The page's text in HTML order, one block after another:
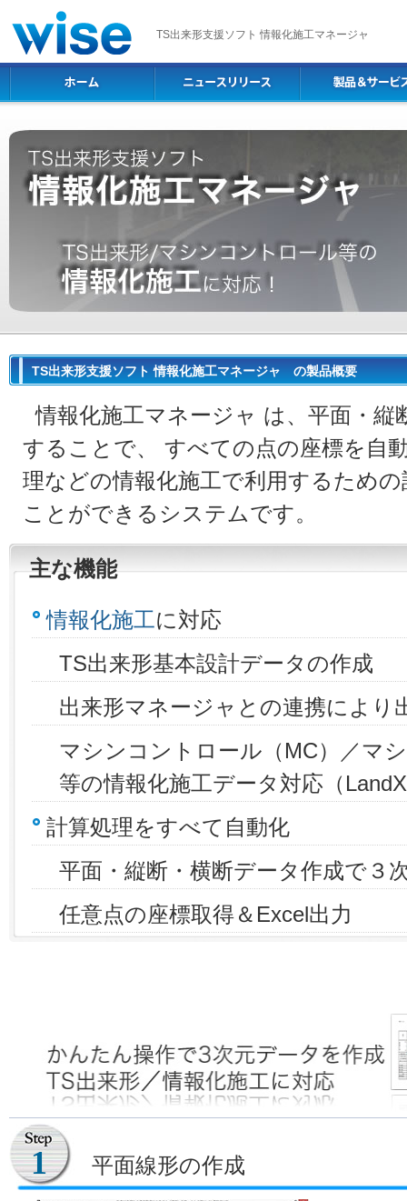
TS出来形支援ソフト 情報化施工マネージャ
TS出来形支援ソフト 情報化施工マネージャ の製品概要
情報化施工マネージャ は、平面・縦
することで、 すべての点の座標を自
理などの情報化施工で利用するため
ことができるシステムです。
主な機能
情報化施工に対応
TS出来形基本設計データの作成
出来形マネージャとの連携により
マシンコントロール（MC）／マ
等の情報化施工データ対応（
計算処理をすべて自動化
平面・縦断・横断データ作成で３
任意点の座標取得＆Excel出力
1 平面線形の作成